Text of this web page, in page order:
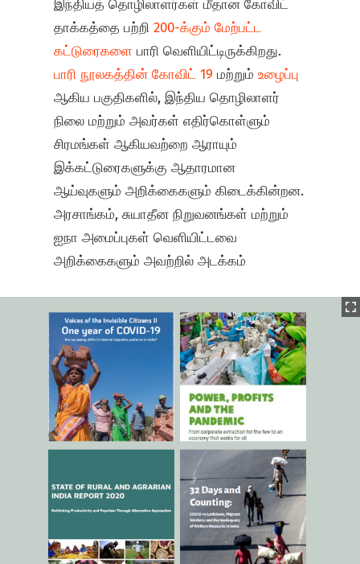
இந்தியத் தொழிலாளர்கள் மீதான கோவிட்
தாக்கத்தை பற்றி200-க்கும் மேற்பட்ட
கட்டுரைகளைபாரி வெளியிட்டிருக்கிறது.
பாரி நூலகத்தின்கோவிட் 19மற்றும்உழைப்பு
ஆகிய பகுதிகளில், இந்திய தொழிலாளர்
நிலை மற்றும் அவர்கள் எதிர்கொள்ளும்
சிரமங்கள் ஆகியவற்றை ஆராயும்
இக்கட்டுரைகளுக்கு ஆதாரமான
ஆய்வுகளும் அறிக்கைகளும் கிடைக்கின்றன.
அரசாங்கம், சுயாதீன நிறுவனங்கள் மற்றும்
ஐநா அமைப்புகள் வெளியிட்டவை
அறிக்கைகளும் அவற்றில் அடக்கம்